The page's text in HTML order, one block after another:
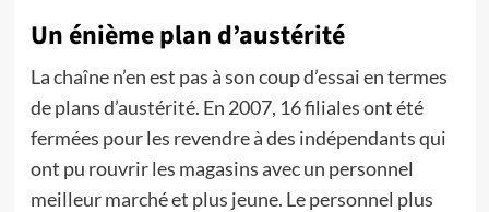
Un énième plan d’austérité
La chaîne n’en est pas à son coup d’essai en termes
de plans d’austérité. En 2007, 16 filiales ont été
fermées pour les revendre à des indépendants qui
ont pu rouvrir les magasins avec un personnel
meilleur marché et plus jeune. Le personnel plus